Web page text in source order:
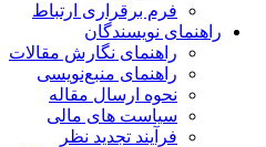
فرم برقراری ارتباط
راهنمای نویسندگان
راهنمای نگارش مقالات
راهنمای منبع‌نویسی
نحوه ارسال مقاله
سیاست های مالی
فرآیند تجدید نظر